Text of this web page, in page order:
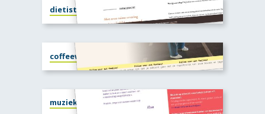
dietistenpraktijk-gracefullfood.nl
coffeewithcorine.com
muziekopschootdeventer.nl